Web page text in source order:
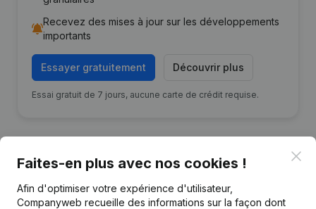
Recevez des mises à jour sur les développements
importants
Essayer gratuitement Découvrir plus
Essai gratuit de 7 jours, aucune carte de crédit requise.
Publicationsde AZ Pro Services
Faites-en plus avec nos cookies !
Afin d'optimiser votre expérience d'utilisateur,
Companyweb recueille des informations sur la façon dont